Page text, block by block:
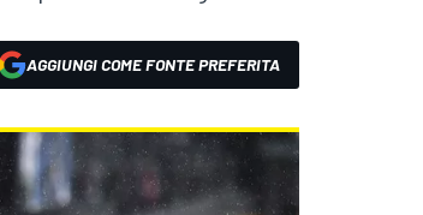
AGGIUNGI COME FONTE PREFERITA